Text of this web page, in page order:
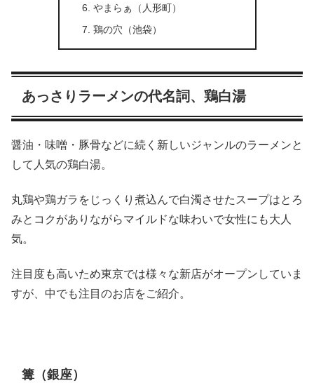
やまらぁ（人形町）
鶏の穴（池袋）
あっさりラーメンの代名詞、鶏白湯
醤油・味噌・豚骨などに続く新しいジャンルのラーメンと
して人気の鶏白湯。
丸鶏や鶏ガラをじっくり煮込んで白濁させたスープはとろ
みとコクがありながらマイルドな味わいで女性にも大人
気。
注目度も高いため東京では様々な新店がオープンしていま
すが、中でも注目のお店をご紹介。
篝（銀座）